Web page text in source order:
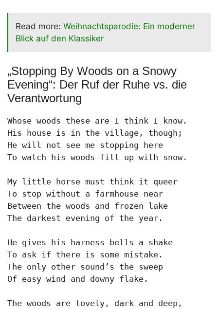
Read more: Weihnachtsparodie: Ein moderner
Blick auf den Klassiker
„Stopping By Woods on a Snowy
Evening“: Der Ruf der Ruhe vs. die
Verantwortung
Whose woods these are I think I know.
His house is in the village, though;
He will not see me stopping here
To watch his woods fill up with snow.
My little horse must think it queer
To stop without a farmhouse near
Between the woods and frozen lake
The darkest evening of the year.
He gives his harness bells a shake
To ask if there is some mistake.
The only other sound’s the sweep
Of easy wind and downy flake.
The woods are lovely, dark and deep,